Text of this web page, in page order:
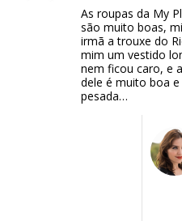
As roupas da My
são muito boas,
irmã a trouxe do
mim um vestido
nem ficou caro, e
dele é muito boa e
pesada…